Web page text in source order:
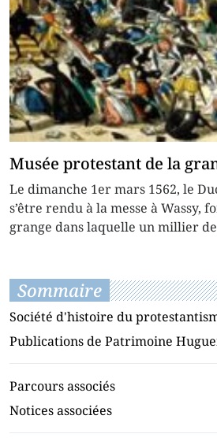
Musée protestant de la
Le dimanche 1er mars 1562, le
s’être rendu à la messe à Wassy,
grange dans laquelle un millier
Sommaire
Société d'histoire du
Publications de Patrimoine
Parcours associés
Notices associées